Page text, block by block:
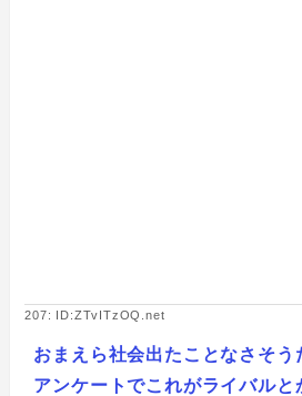
207: ID:ZTvITzOQ.net
おまえら社会出たことなさそう
アンケートでこれがライバル